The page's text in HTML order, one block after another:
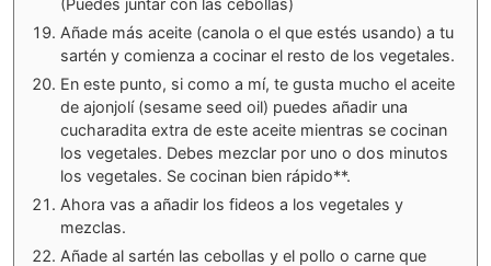
Añade más aceite (canola o el que estés usando) a tu
sartén y comienza a cocinar el resto de los vegetales.
En este punto, si como a mí, te gusta mucho el aceite
de ajonjolí (sesame seed oil) puedes añadir una
cucharadita extra de este aceite mientras se cocinan
los vegetales. Debes mezclar por uno o dos minutos
los vegetales. Se cocinan bien rápido**.
Ahora vas a añadir los fideos a los vegetales y
mezclas.
Añade al sartén las cebollas y el pollo o carne que